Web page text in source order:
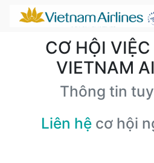
CƠ HỘI
VIETNAM
Thông tin
Liên hệ cơ hội